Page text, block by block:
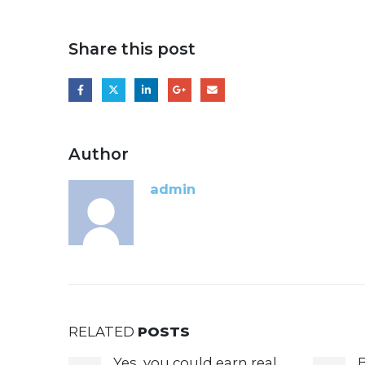
Share this post
Author
admin
RELATED POSTS